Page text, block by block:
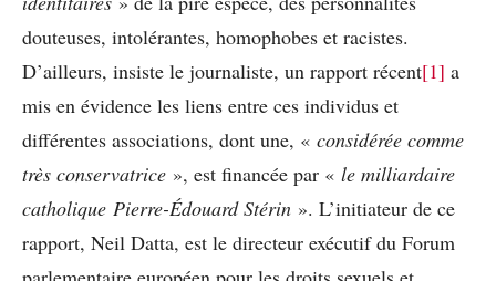
douteuses, intolérantes, homophobes et racistes.
D’ailleurs, insiste le journaliste, un rapport récent[1] a
mis en évidence les liens entre ces individus et
différentes associations, dont une, « considérée comme
très conservatrice », est financée par « le milliardaire
catholique Pierre-Édouard Stérin ». L’initiateur de ce
rapport, Neil Datta, est le directeur exécutif du Forum